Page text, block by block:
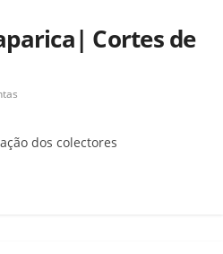
Cortes de
dos colectores